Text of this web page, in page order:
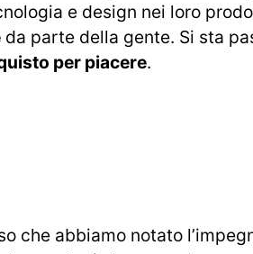
e design nei loro
da parte della gente. Si sta
per piacere.
che abbiamo notato